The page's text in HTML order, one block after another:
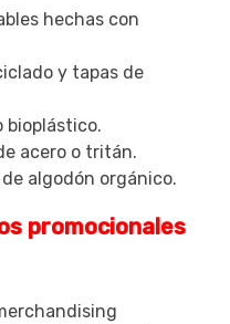
hechas con
y tapas de
bioplástico.
acero o tritán.
algodón orgánico.
promocionales